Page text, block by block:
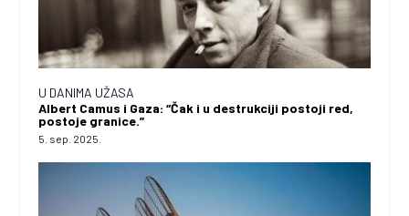
U DANIMA UŽASA
Albert Camus i Gaza: “Čak i u destrukciji postoji red,
postoje granice.”
5. sep. 2025.